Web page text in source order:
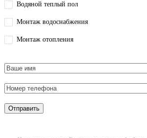
Водяной теплый пол
Монтаж водоснабжения
Монтаж отопления